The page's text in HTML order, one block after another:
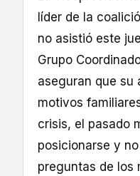
líder de la
no asistió este
Grupo
aseguran que su
motivos
crisis, el pasado
posicionarse y
preguntas de los